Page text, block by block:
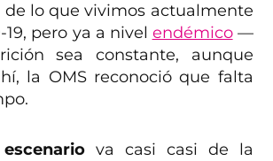
de lo que vivimos actualmente
19, pero ya a nivel endémico—
sea constante, aunque
la OMS reconoció que falta
va casi casi de la